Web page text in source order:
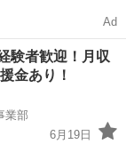
Ad
験者歓迎！月収
金あり！
業部
6月19日